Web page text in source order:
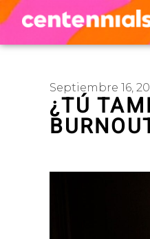
Septiembre 16,
¿TÚ